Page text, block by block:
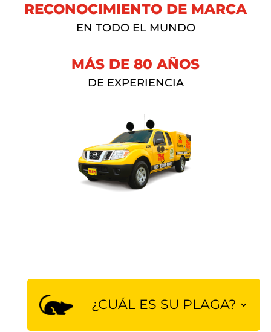
RECONOCIMIENTO DE MARCA
EN TODO EL MUNDO
MÁS DE 80 AÑOS
DE EXPERIENCIA
¿CUÁL ES SU PLAGA?